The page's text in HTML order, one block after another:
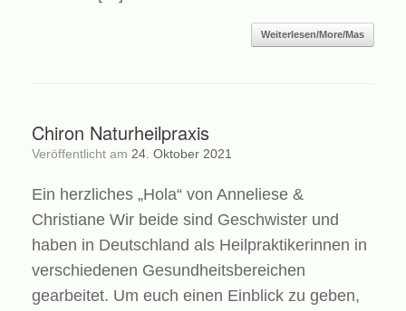
Weiterlesen/More/Mas
Chiron Naturheilpraxis
Veröffentlicht am 24. Oktober 2021
Ein herzliches „Hola“ von Anneliese &
Christiane Wir beide sind Geschwister und
haben in Deutschland als Heilpraktikerinnen in
verschiedenen Gesundheitsbereichen
gearbeitet. Um euch einen Einblick zu geben,